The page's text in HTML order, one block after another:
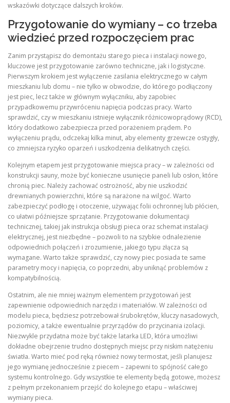
wskazówki dotyczące dalszych kroków.
Przygotowanie do wymiany – co trzeba
wiedzieć przed rozpoczęciem prac
Zanim przystąpisz do demontażu starego pieca i instalacji nowego,
kluczowe jest przygotowanie zarówno techniczne, jak i logistyczne.
Pierwszym krokiem jest wyłączenie zasilania elektrycznego w całym
mieszkaniu lub domu – nie tylko w obwodzie, do którego podłączony
jest piec, lecz także w głównym wyłączniku, aby zapobiec
przypadkowemu przywróceniu napięcia podczas pracy. Warto
sprawdzić, czy w mieszkaniu istnieje wyłącznik różnicowoprądowy (RCD),
który dodatkowo zabezpiecza przed porażeniem prądem. Po
wyłączeniu prądu, odczekaj kilka minut, aby elementy grzewcze ostygły,
co zmniejsza ryzyko oparzeń i uszkodzenia delikatnych części.
Kolejnym etapem jest przygotowanie miejsca pracy – w zależności od
konstrukcji sauny, może być konieczne usunięcie paneli lub osłon, które
chronią piec. Należy zachować ostrożność, aby nie uszkodzić
drewnianych powierzchni, które są narażone na wilgoć. Warto
zabezpieczyć podłogę i otoczenie, używając folii ochronnej lub płócien,
co ułatwi późniejsze sprzątanie. Przygotowanie dokumentacji
technicznej, takiej jak instrukcja obsługi pieca oraz schemat instalacji
elektrycznej, jest niezbędne – pozwoli to na szybkie odnalezienie
odpowiednich połączeń i zrozumienie, jakiego typu złącza są
wymagane. Warto także sprawdzić, czy nowy piec posiada te same
parametry mocy i napięcia, co poprzedni, aby uniknąć problemów z
kompatybilnością.
Ostatnim, ale nie mniej ważnym elementem przygotowań jest
zapewnienie odpowiednich narzędzi i materiałów. W zależności od
modelu pieca, będziesz potrzebował śrubokrętów, kluczy nasadowych,
poziomicy, a także ewentualnie przyrządów do przycinania izolacji.
Niezwykle przydatna może być także latarka LED, która umożliwi
dokładne obejrzenie trudno dostępnych miejsc przy niskim natężeniu
światła. Warto mieć pod ręką również nowy termostat, jeśli planujesz
jego wymianę jednocześnie z piecem – zapewni to spójność całego
systemu kontrolnego. Gdy wszystkie te elementy będą gotowe, możesz
z pełnym przekonaniem przejść do kolejnego etapu – właściwej
wymiany pieca.